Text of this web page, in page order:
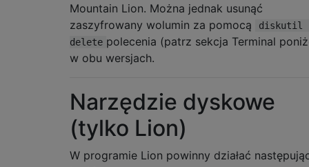
Mountain Lion. Można jednak usunąć
zaszyfrowany wolumin za pomocą
diskutil
delete polecenia (patrz sekcja Terminal
w obu wersjach.
Narzędzie dyskowe
(tylko Lion)
W programie Lion powinny działać